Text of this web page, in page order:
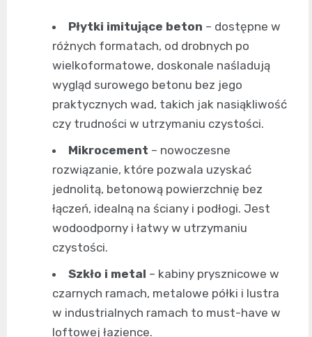
Płytki imitujące beton – dostępne w
różnych formatach, od drobnych po
wielkoformatowe, doskonale naśladują
wygląd surowego betonu bez jego
praktycznych wad, takich jak nasiąkliwość
czy trudności w utrzymaniu czystości.
Mikrocement – nowoczesne
rozwiązanie, które pozwala uzyskać
jednolitą, betonową powierzchnię bez
łączeń, idealną na ściany i podłogi. Jest
wodoodporny i łatwy w utrzymaniu
czystości.
Szkło i metal – kabiny prysznicowe w
czarnych ramach, metalowe półki i lustra
w industrialnych ramach to must-have w
loftowej łazience.